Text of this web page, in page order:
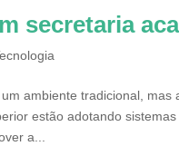
secretaria
ambiente tradicional,
estão adotando
a...